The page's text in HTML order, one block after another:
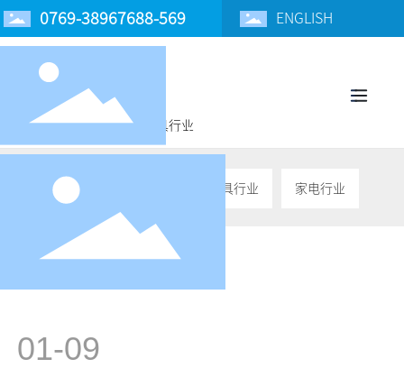
0769-38967688-569 ENGLISH
行业应用
首页 行业应用 家具行业
太阳能行业 家具行业 家电行业
01-09